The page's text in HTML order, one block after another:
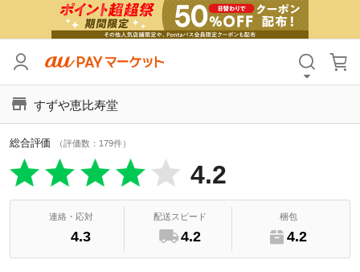
すずや恵比寿堂
総合評価 （評価数：179件）
4.2
連絡・応対
4.3
配送スピード
4.2
梱包
4.2
カテゴリ すべて
価格
支払い方法
その他の条件
送料無料 タイムセール
ポイントUPセレクトのみ